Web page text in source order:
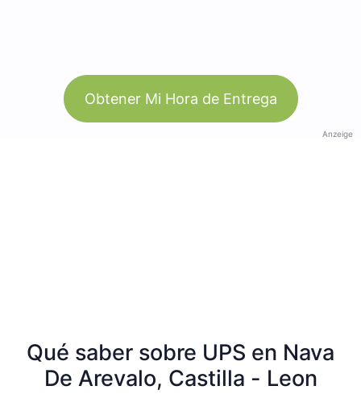
Obtener Mi Hora de Entrega
Anzeige
Qué saber sobre UPS en Nava
De Arevalo, Castilla - Leon